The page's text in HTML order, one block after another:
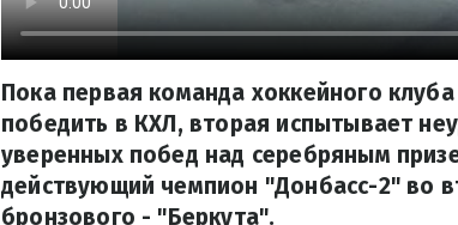
Пока первая команда хоккейного
победить в КХЛ, вторая испытывает
уверенных побед над серебряным
действующий чемпион "Донбасс-2" во
бронзового - "Беркута".